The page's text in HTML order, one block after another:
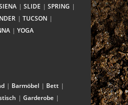
SLIDE
SPRING
TUCSON
YOGA
Barmöbel
Bett
Garderobe